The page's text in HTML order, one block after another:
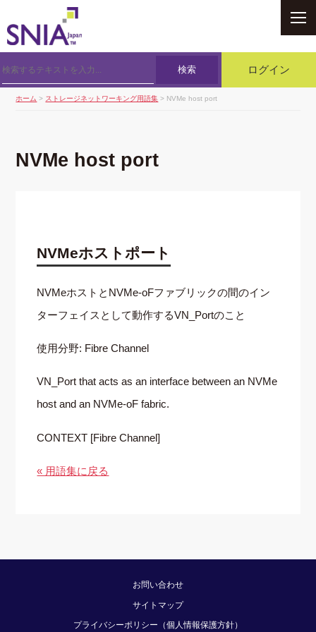
検索 ログイン
ホーム > ストレージネットワーキング用語集 > NVMe host port
NVMe host port
NVMeホストポート
NVMeホストとNVMe-oFファブリックの間のイン
ターフェイスとして動作するVN_Portのこと
使用分野: Fibre Channel
VN_Port that acts as an interface between an NVMe
host and an NVMe-oF fabric.
CONTEXT [Fibre Channel]
« 用語集に戻る
お問い合わせ
サイトマップ
プライバシーポリシー（個人情報保護方針）